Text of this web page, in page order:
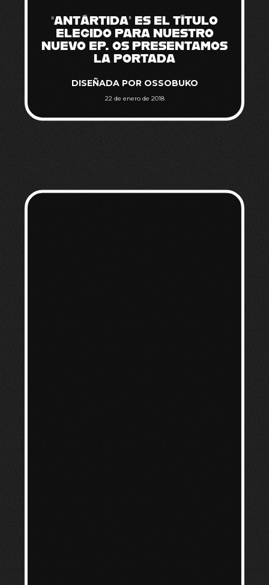
“ANTÁRTIDA” ES EL TÍTULO
ELEGIDO PARA NUESTRO
NUEVO EP. OS PRESENTAMOS
LA PORTADA
DISEÑADA POR OSSOBUKO
22 de enero de 2018